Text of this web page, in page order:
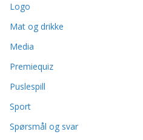
Logo
Mat og drikke
Media
Premiequiz
Puslespill
Sport
Spørsmål og svar